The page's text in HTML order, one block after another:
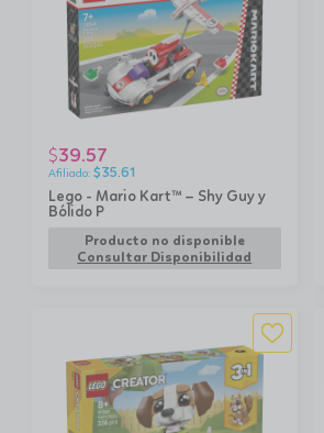
Lego - Mario Kart™ – Shy Guy y
Bólido P
$39.57
$35.61
Producto no disponible
Consultar Disponibilidad